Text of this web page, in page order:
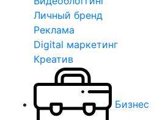
Личный бренд
Реклама
Digital маркетинг
Креатив
Бизнес